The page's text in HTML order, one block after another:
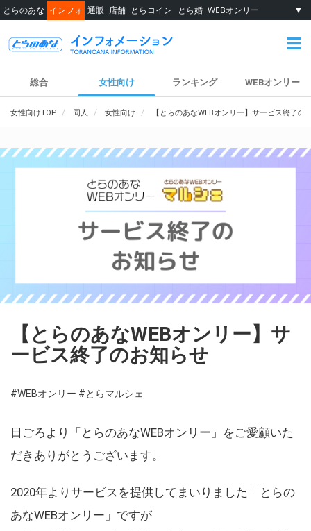
とらのあな インフォ 通販 店舗 とらコイン とら婚 WEBオンリー ▼
総合 女性向け ランキング WEBオンリー
女性向けTOP 同人 女性向け 【とらのあなWEBオンリー】サービス終了の
【とらのあなWEBオンリー】サ
ービス終了のお知らせ
#WEBオンリー #とらマルシェ
日ごろより「とらのあなWEBオンリー」をご愛顧いた
だきありがとうございます。
2020年よりサービスを提供してまいりました「とらの
あなWEBオンリー」ですが